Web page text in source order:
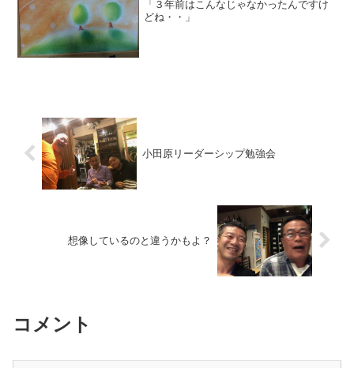
「３年前はこんなじゃなかったんですけ
どね・・」
小田原リーダーシップ勉強会
想像しているのと違うかもよ？
コメント